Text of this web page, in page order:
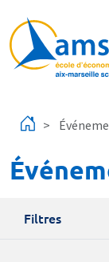
Filtres